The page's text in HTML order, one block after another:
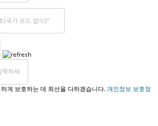
게 보호하는 데 최선을 다하겠습니다.개인정보 보호정